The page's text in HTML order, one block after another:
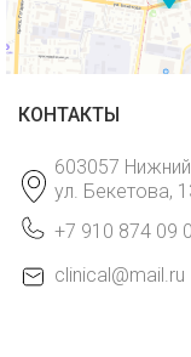
КОНТАКТЫ
603057
ул. Бекетова,
+7 910 874 09
clinical@mail.ru